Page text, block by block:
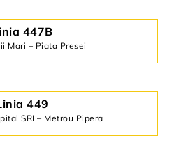
447B
Mari – Piata Presei
449
SRI – Metrou Pipera